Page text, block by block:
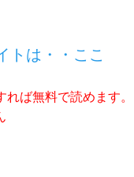
トは・・ここ
ば無料で読めます。